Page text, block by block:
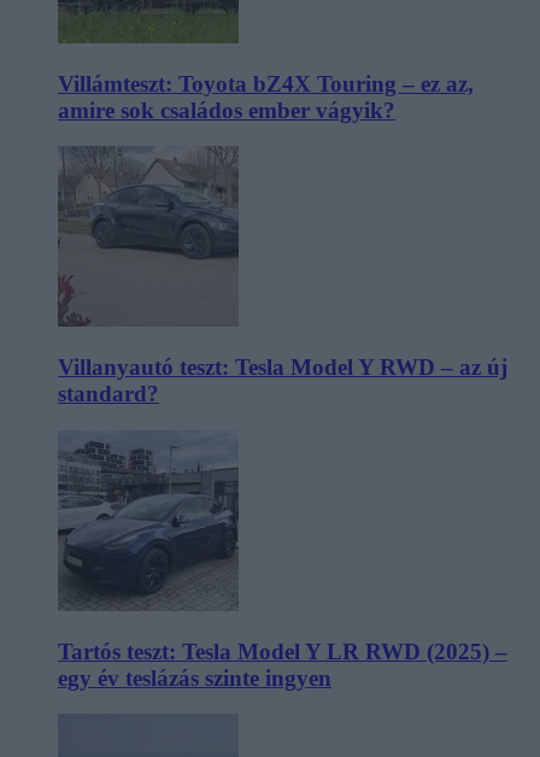
Villámteszt: Toyota bZ4X Touring – ez az,
amire sok családos ember vágyik?
Villanyautó teszt: Tesla Model Y RWD – az új
standard?
Tartós teszt: Tesla Model Y LR RWD (2025) –
egy év teslázás szinte ingyen